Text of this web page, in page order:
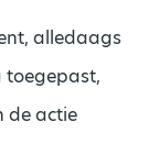
alledaags
toegepast,
de actie